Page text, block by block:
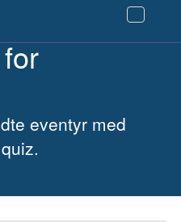
eventyr med